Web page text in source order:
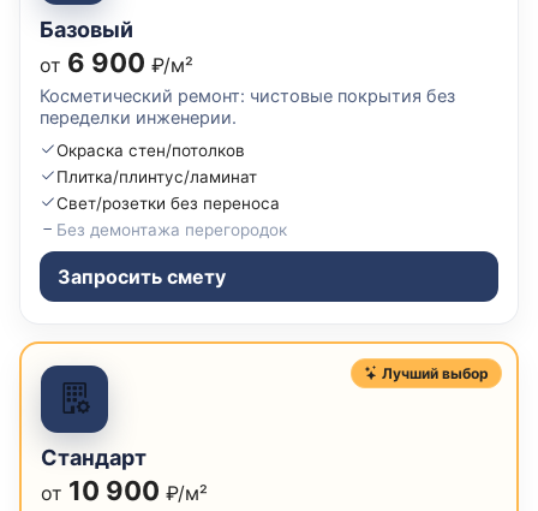
Базовый
от 6 900 ₽/м²
Косметический ремонт: чистовые покрытия без
переделки инженерии.
Окраска стен/потолков
Плитка/плинтус/ламинат
Свет/розетки без переноса
Без демонтажа перегородок
Запросить смету
Лучший выбор
Стандарт
от 10 900 ₽/м²